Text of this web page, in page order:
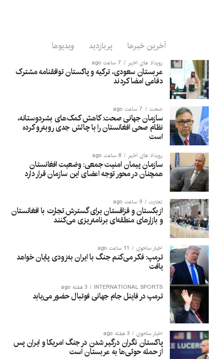
آخرین خبرها پربازدید ویدیوها
رویداد های اخیر 7 ساعت ago
عربستان سعودی، ترکیه و پاکستان توافقنامه مشترک
دفاعی امضا کردند
صحت 7 ساعت ago
سازمان جهانی صحت: کاهش کمک‌های بشردوستانه،
نظام صحی افغانستان را با چالش جدی روبه‌رو کرده
است
رویداد های اخیر 8 ساعت ago
سازمان پیمان امنیت جمعی: وضعیت افغانستان
همچنان در محور توجه اعضای این سازمان قرار دارد
تجارت 9 ساعت ago
ازبکستان و قزاقستان برای گسترش تجارت با افغانستان
و بازارهای منطقه‌ای برنامه‌ریزی می‌کنند
اخبار ساحوی 11 ساعت ago
ترمپ: فکر می‌کنم جنگ با ایران به‌زودی پایان خواهد
یافت
INTERNATIONAL SPORTS 3 هفته ago
ترمپ در فاینل جام جهانی فوتبال حضور می‌یابد
اخبار ساحوی 3 هفته ago
پاکستان نگران درگیر شدن در جنگ امریکا و ایران پس
از حمله حوثی‌ها به عربستان است